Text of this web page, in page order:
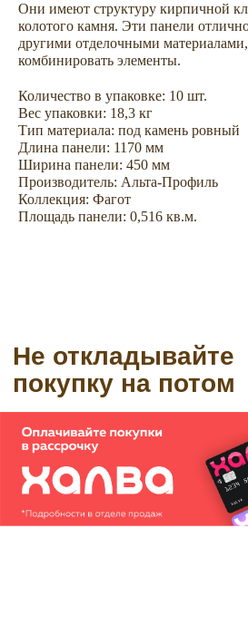
Они имеют структуру кирпичной
колотого камня. Эти панели
другими отделочными материалами,
комбинировать элементы.
Количество в упаковке: 10 шт.
Вес упаковки: 18,3 кг
Тип материала: под камень ровный
Длина панели: 1170 мм
Ширина панели: 450 мм
Производитель: Альта-Профиль
Коллекция: Фагот
Площадь панели: 0,516 кв.м.
Не откладывайте
покупку на потом